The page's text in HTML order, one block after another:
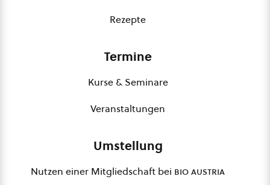
Rezepte
Termine
Kurse & Seminare
Veranstaltungen
Umstellung
Nutzen einer Mitgliedschaft bei bio austria